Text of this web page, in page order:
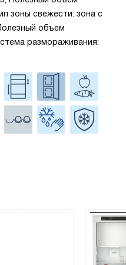
зоны свежести: зона с
объем
размораживания: